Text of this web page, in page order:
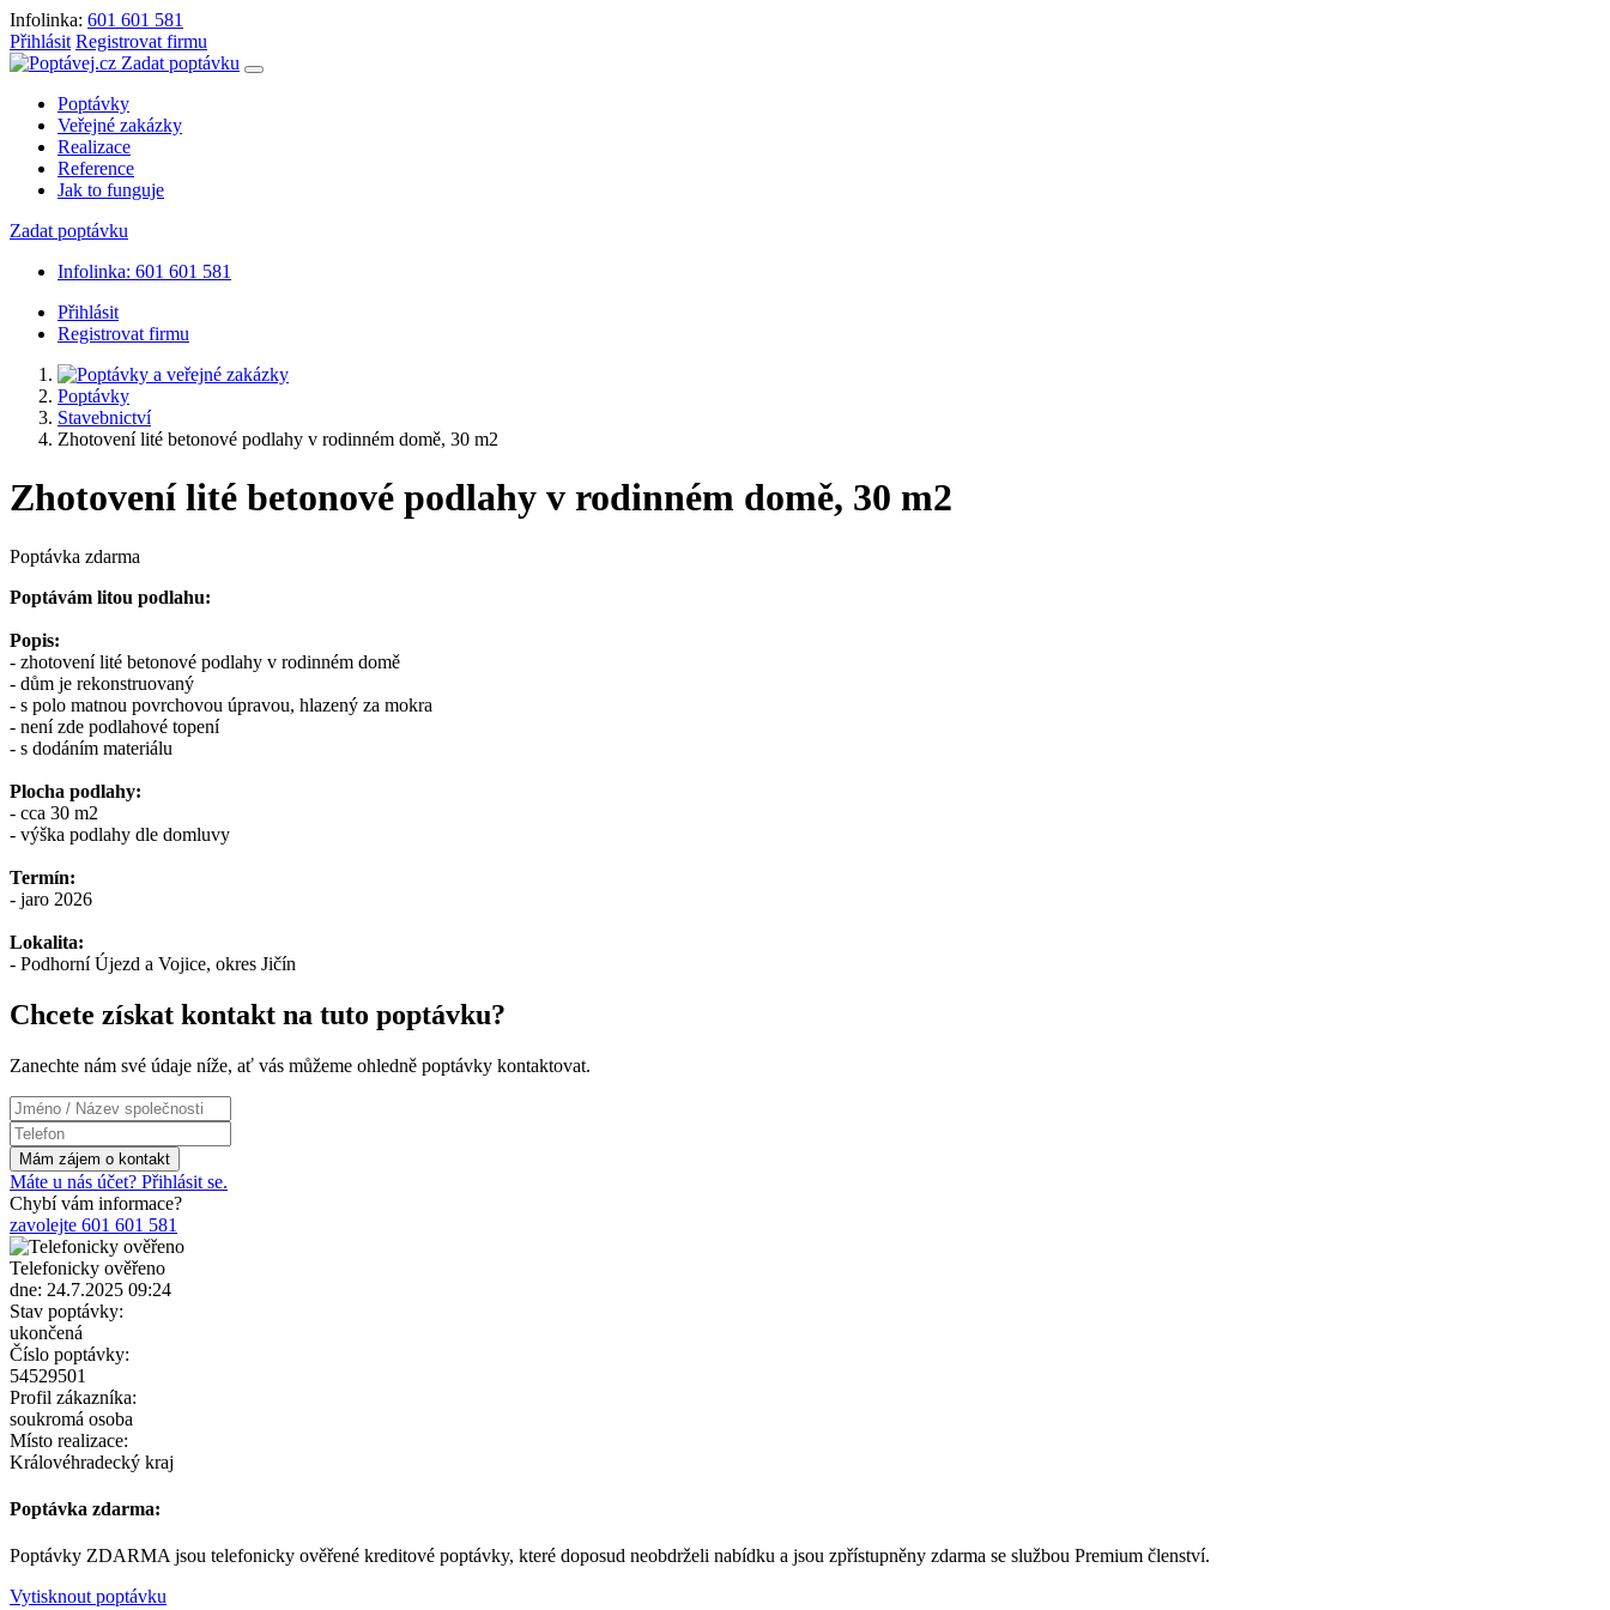
Infolinka: 601 601 581
Přihlásit Registrovat firmu
Zadat poptávku
Poptávky
Veřejné zakázky
Realizace
Reference
Jak to funguje
Zadat poptávku
Infolinka: 601 601 581
Přihlásit
Registrovat firmu
Poptávky
Stavebnictví
Zhotovení lité betonové podlahy v rodinném domě, 30 m2
Zhotovení lité betonové podlahy v rodinném domě, 30 m2
Poptávka zdarma
Poptávám litou podlahu:
Popis:
- zhotovení lité betonové podlahy v rodinném domě
- dům je rekonstruovaný
- s polo matnou povrchovou úpravou, hlazený za mokra
- není zde podlahové topení
- s dodáním materiálu
Plocha podlahy:
- cca 30 m2
- výška podlahy dle domluvy
Termín:
- jaro 2026
Lokalita:
- Podhorní Újezd a Vojice, okres Jičín
Chcete získat kontakt na tuto poptávku?
Zanechte nám své údaje níže, ať vás můžeme ohledně poptávky kontaktovat.
Máte u nás účet? Přihlásit se.
Chybí vám informace?
zavolejte 601 601 581
Telefonicky ověřeno
dne: 24.7.2025 09:24
Stav poptávky:
ukončená
Číslo poptávky:
54529501
Profil zákazníka:
soukromá osoba
Místo realizace:
Královéhradecký kraj
Poptávka zdarma:
Poptávky ZDARMA jsou telefonicky ověřené kreditové poptávky, které doposud neobdrželi nabídku a jsou zpřístupněny zdarma se službou Premium členství.
Vytisknout poptávku